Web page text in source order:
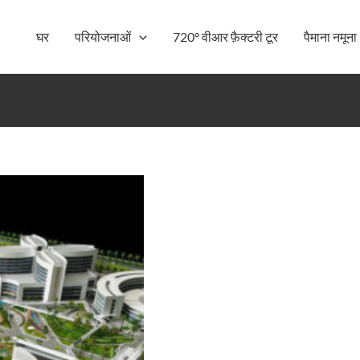
घर परियोजनाओं 720° वीआर फ़ैक्टरी टूर पैमाना नमूना